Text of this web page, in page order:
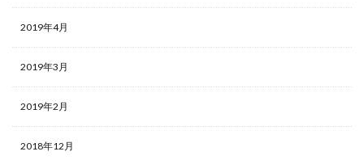
2019年4月
2019年3月
2019年2月
2018年12月